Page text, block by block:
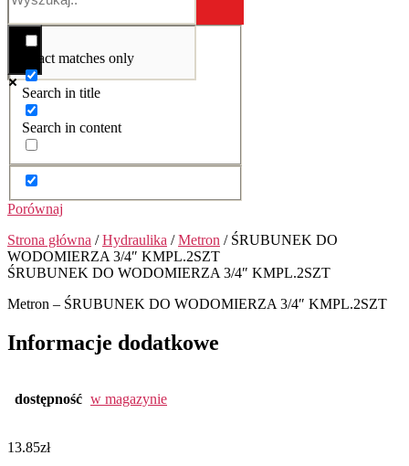
Exact matches only
Search in title
Search in content
Porównaj
Strona główna /Hydraulika /Metron / ŚRUBUNEK DO
WODOMIERZA 3/4″ KMPL.2SZT
ŚRUBUNEK DO WODOMIERZA 3/4″ KMPL.2SZT
Metron – ŚRUBUNEK DO WODOMIERZA 3/4″ KMPL.2SZT
Informacje dodatkowe
dostępność w magazynie
13.85zł